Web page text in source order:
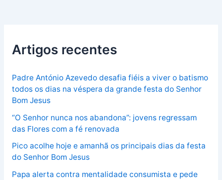
Artigos recentes
Padre António Azevedo desafia fiéis a viver o batismo
todos os dias na véspera da grande festa do Senhor
Bom Jesus
“O Senhor nunca nos abandona”: jovens regressam
das Flores com a fé renovada
Pico acolhe hoje e amanhã os principais dias da festa
do Senhor Bom Jesus
Papa alerta contra mentalidade consumista e pede